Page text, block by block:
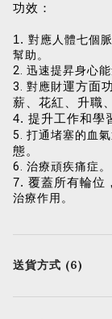
功效：
1. 對應人體七個
幫助。
2. 迅速提昇身心
3. 對應財運方面
薪、花紅、升職
4. 提升工作和學
5. 打通堵塞的血氣
態。
6. 治療頑疾痛症。
7. 覆蓋所有輪位
治療作用。
送貨方式 (6)